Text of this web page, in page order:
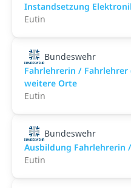
Instandsetzung
Eutin
Bundeswehr
Fahrlehrerin /
weitere Orte
Eutin
Bundeswehr
Ausbildung Fahrlehrerin
Eutin